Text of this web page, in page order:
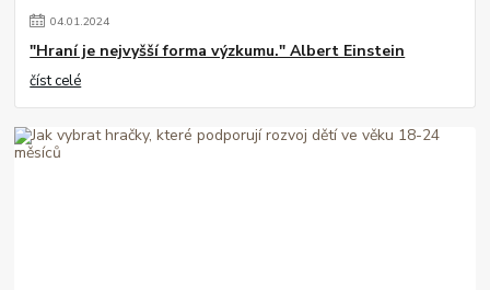
04.01.2024
"Hraní je nejvyšší forma výzkumu." Albert Einstein
číst celé